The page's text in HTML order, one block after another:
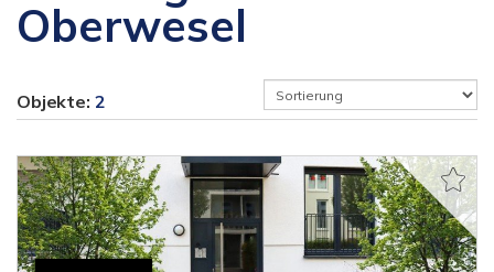
Oberwesel
Objekte: 2